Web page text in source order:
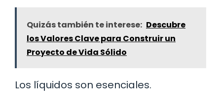
Quizás también te interese: Descubre
los Valores Clave para Construir un
Proyecto de Vida Sólido
Los líquidos son esenciales.